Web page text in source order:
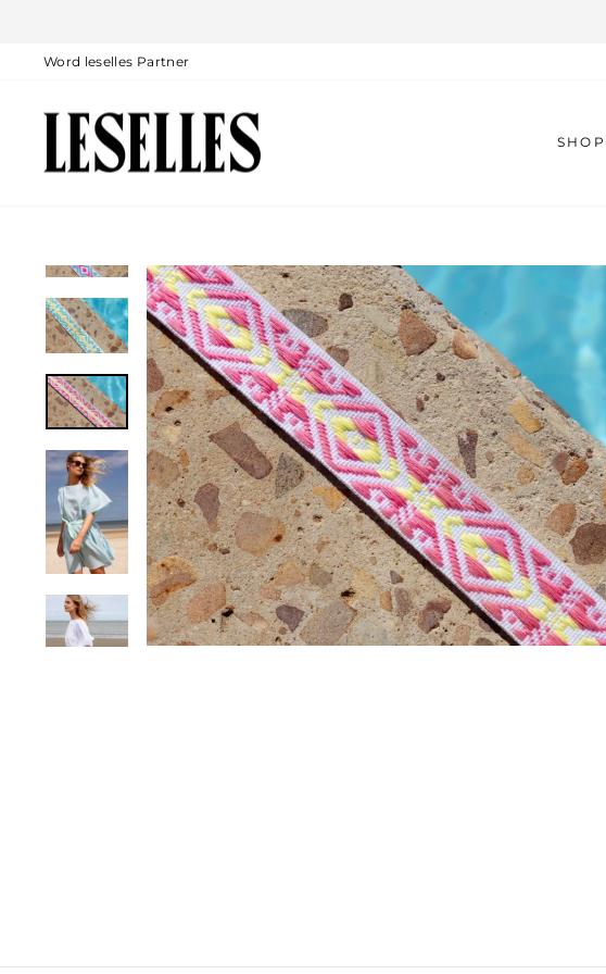
inhoudWord leselles Partner
SHOP